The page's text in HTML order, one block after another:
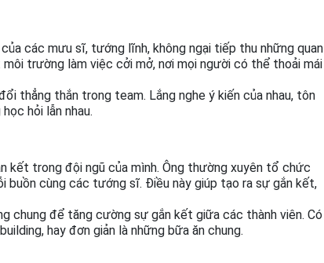
các mưu sĩ, tướng lĩnh, không ngại tiếp thu những quan
trường làm việc cởi mở, nơi mọi người có thể thoải mái
thẳng thắn trong team. Lắng nghe ý kiến của nhau, tôn
hỏi lẫn nhau.
kết trong đội ngũ của mình. Ông thường xuyên tổ chức
buồn cùng các tướng sĩ. Điều này giúp tạo ra sự gắn kết,
chung để tăng cường sự gắn kết giữa các thành viên. Có
hay đơn giản là những bữa ăn chung.